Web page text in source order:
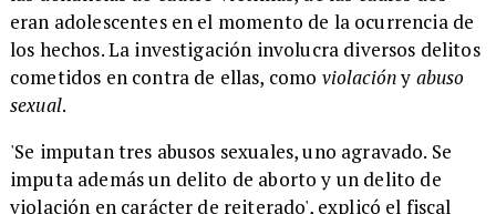
eran adolescentes en el momento de la ocurrencia de
los hechos. La investigación involucra diversos delitos
cometidos en contra de ellas, como violacióny abuso
sexual.
'Se imputan tres abusos sexuales, uno agravado. Se
imputa además un delito de aborto y un delito de
violación en carácter de reiterado', explicó el fiscal